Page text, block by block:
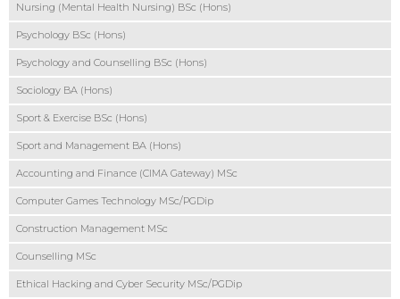
Nursing (Mental Health Nursing) BSc (Hons)
Psychology BSc (Hons)
Psychology and Counselling BSc (Hons)
Sociology BA (Hons)
Sport & Exercise BSc (Hons)
Sport and Management BA (Hons)
Accounting and Finance (CIMA Gateway) MSc
Computer Games Technology MSc/PGDip
Construction Management MSc
Counselling MSc
Ethical Hacking and Cyber Security MSc/PGDip